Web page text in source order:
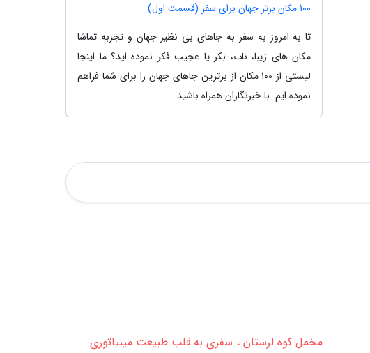
100 مکان برتر جهان برای سفر (قسمت اول)
تا به امروز به سفر به جاهای بی نظیر جهان و تجربه تماشا
مکان های زیبا، ناب، بکر یا عجیب فکر نموده اید؟ ما اینجا
لیستی از 100 مکان از برترین جاهای جهان را برای شما فراهم
نموده ایم. با خبرنگاران همراه باشید.
مخمل کوه لرستان ، سفری به قلب طبیعت مینیاتوری